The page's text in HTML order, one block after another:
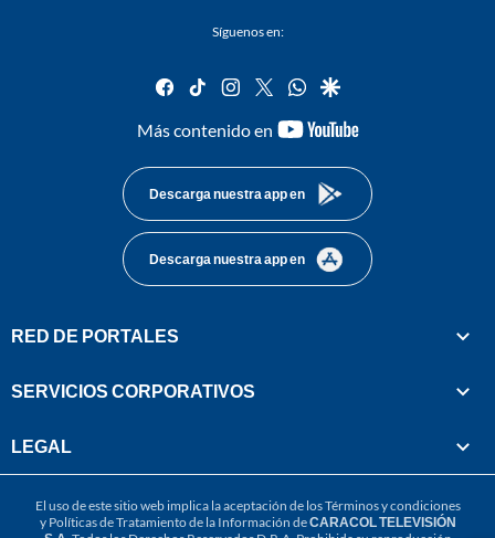
Síguenos en:
facebook
tiktok instagram
twitterwhatsapp
google
Más contenido en
youtube-
Descarga nuestra app en
Descarga nuestra app en
RED DE PORTALES
SERVICIOS CORPORATIVOS
LEGAL
El uso de este sitio web implica la aceptación de losTérminos y condiciones
y Políticas de Tratamiento de la Información deCARACOL TELEVISIÓN